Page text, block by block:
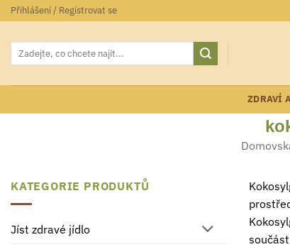
Přeskočit
na
obsah
Přihlášení / Registrovat se
Hledat:
ZDRAVÍ
KATEGORIE PRODUKTŮ
Jíst zdravé jídlo